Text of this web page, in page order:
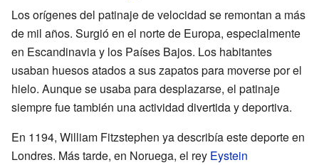
Los orígenes del patinaje de velocidad se remontan a más
de mil años. Surgió en el norte de Europa, especialmente
en Escandinavia y los Países Bajos. Los habitantes
usaban huesos atados a sus zapatos para moverse por el
hielo. Aunque se usaba para desplazarse, el patinaje
siempre fue también una actividad divertida y deportiva.
En 1194, William Fitzstephen ya describía este deporte en
Londres. Más tarde, en Noruega, el rey Eystein